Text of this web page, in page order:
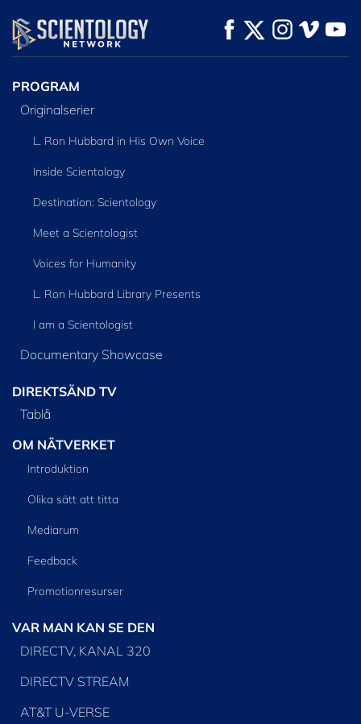
TITTA
UTFORSKA
SERIEN
PROGRAM
Originalserier
L. Ron Hubbard in His Own Voice
Inside Scientology
Destination: Scientology
Meet a Scientologist
Voices for Humanity
L. Ron Hubbard Library Presents
I am a Scientologist
Documentary Showcase
DIREKTSÄND TV
Tablå
OM NÄTVERKET
Introduktion
Olika sätt att titta
Mediarum
Feedback
Promotionresurser
VAR MAN KAN SE DEN
DIRECTV, KANAL 320
DIRECTV STREAM
AT&T U-VERSE